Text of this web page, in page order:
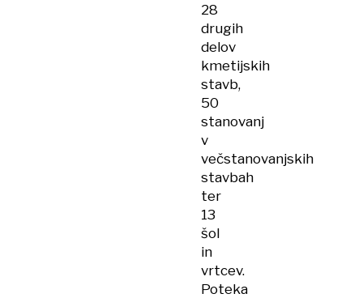
28
drugih
delov
kmetijskih
stavb,
50
stanovanj
v
večstanovanjskih
stavbah
ter
13
šol
in
vrtcev.
Poteka